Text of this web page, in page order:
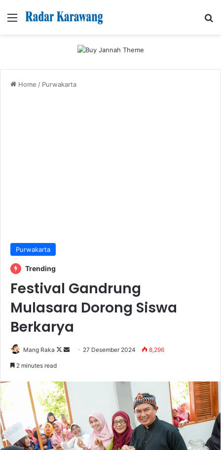
Menu
Home / Purwakarta
Purwakarta
Trending
Festival Gandrung
Mulasara Dorong Siswa
Berkarya
Mang Raka
Follow
Send 27 Desember 2024 8,296
2 minutes read